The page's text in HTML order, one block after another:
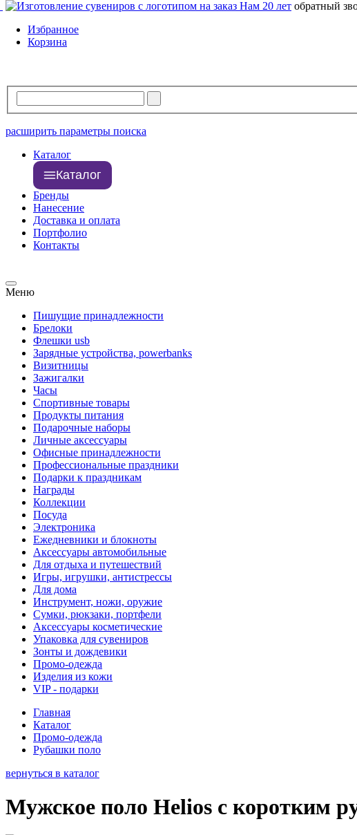
Нам 20 лет обратный
Избранное
Корзина
расширить параметры поиска
Каталог
Каталог
Бренды
Нанесение
Доставка и оплата
Портфолио
Контакты
Меню
Пишущие принадлежности
Брелоки
Флешки usb
Зарядные устройства, powerbanks
Визитницы
Зажигалки
Часы
Спортивные товары
Продукты питания
Подарочные наборы
Личные аксессуары
Офисные принадлежности
Профессиональные праздники
Подарки к праздникам
Награды
Коллекции
Посуда
Электроника
Ежедневники и блокноты
Аксессуары автомобильные
Для отдыха и путешествий
Игры, игрушки, антистрессы
Для дома
Инструмент, ножи, оружие
Сумки, рюкзаки, портфели
Аксессуары косметические
Упаковка для сувениров
Зонты и дождевики
Промо-одежда
Изделия из кожи
VIP - подарки
Главная
Каталог
Промо-одежда
Рубашки поло
вернуться в каталог
Мужское поло Helios с коротким